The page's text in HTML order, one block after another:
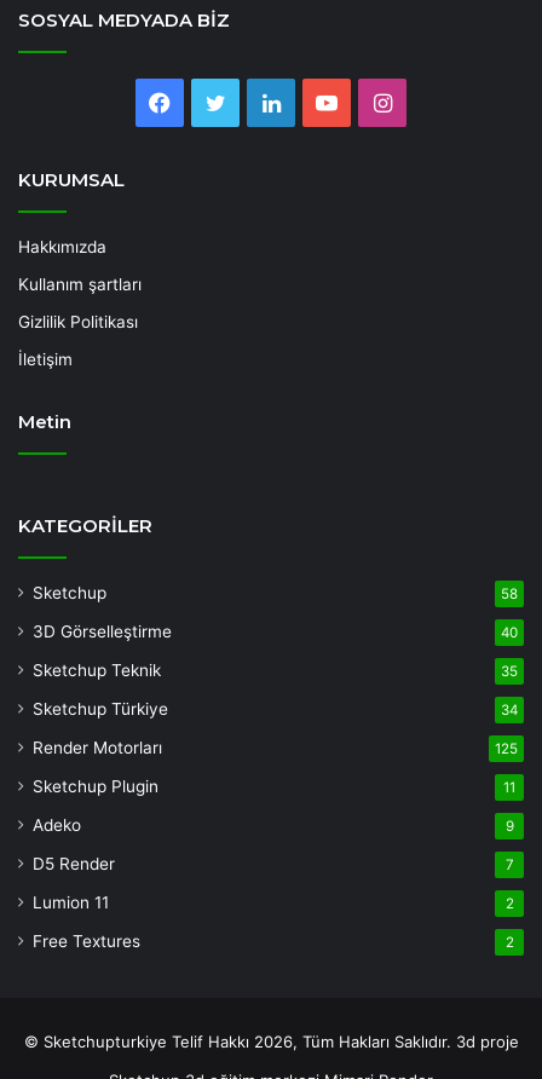
SOSYAL MEDYADA BİZ
Facebook
TwitterLinkedInYouTubeInstagram
KURUMSAL
Hakkımızda
Kullanım şartları
Gizlilik Politikası
İletişim
Metin
Bonusu
Bonusu
casino
bonusu
veren
bonusu
veren
KATEGORİLER
Sketchup 58
3D Görselleştirme 40
Sketchup Teknik 35
Sketchup Türkiye 34
Render Motorları 125
Sketchup Plugin 11
Adeko 9
D5 Render 7
Lumion 11 2
Free Textures 2
© Sketchupturkiye Telif Hakkı 2026, Tüm Hakları Saklıdır. 3d proje